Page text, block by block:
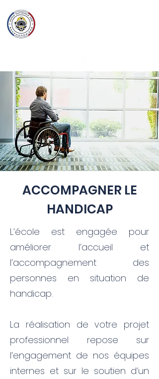
ACCOMPAGNER LE
HANDICAP
L’école est engagée pour
améliorer l’accueil et
l’accompagnement des
personnes en situation de
handicap.
La réalisation de votre projet
professionnel repose sur
l’engagement de nos équipes
internes et sur le soutien d’un